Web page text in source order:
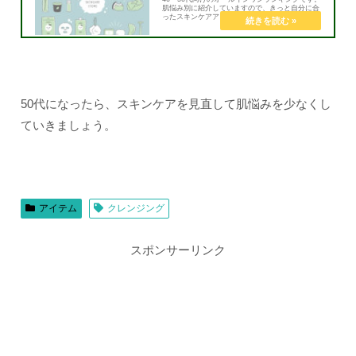
肌悩み別に紹介していますので、きっと自分に合
ったスキンケアアイテムが見つかるはず！早いう
ちからエイジングケアを始めましょう。
50代になったら、スキンケアを見直して肌悩みを少なくし
ていきましょう。
アイテム クレンジング
スポンサーリンク